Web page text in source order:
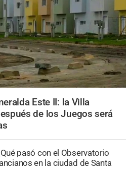
Este II: la Villa
de los Juegos será
pasó con el Observatorio
en la ciudad de Santa